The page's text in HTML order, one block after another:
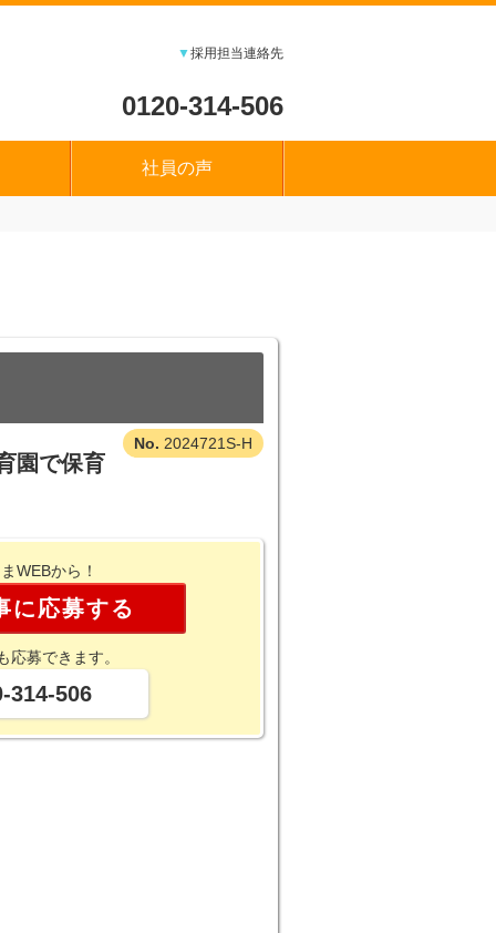
▼採用担当連絡先
0120-314-506
社員の声
2024721S-H
園で保育
WEBから！
に応募する
応募できます。
314-506